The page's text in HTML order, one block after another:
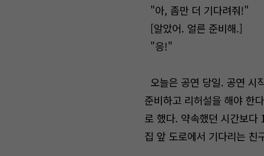
"아, 좀만 더 기다려줘!"
[알았어. 얼른 준비해.]
"응!"
오늘은 공연 당일. 공연 시
준비하고 리허설을 해야 한
로 했다. 약속했던 시간보다
집 앞 도로에서 기다리는 친